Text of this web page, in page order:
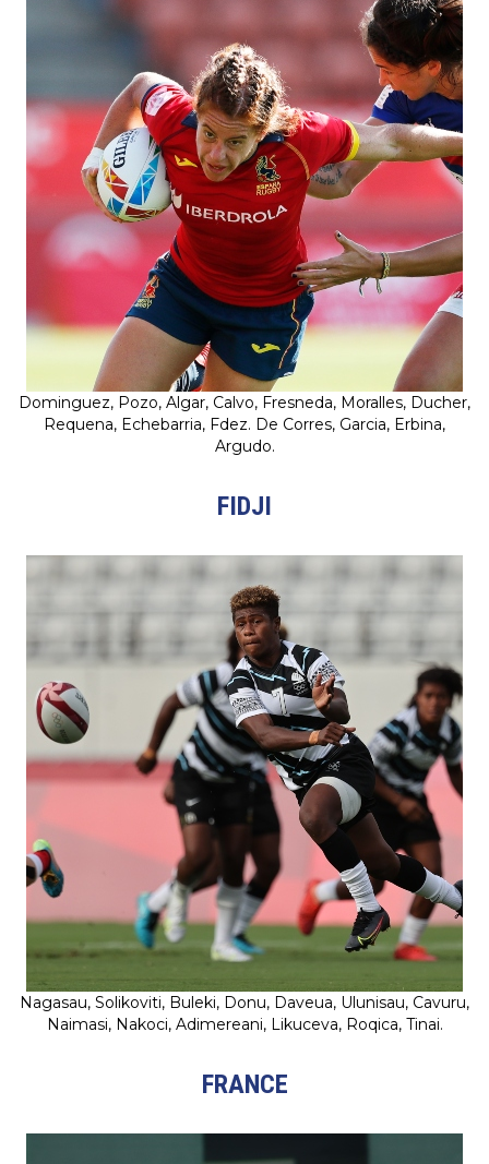
Dominguez, Pozo, Algar, Calvo, Fresneda, Moralles, Ducher,
Requena, Echebarria, Fdez. De Corres, Garcia, Erbina,
Argudo.
FIDJI
Nagasau, Solikoviti, Buleki, Donu, Daveua, Ulunisau, Cavuru,
Naimasi, Nakoci, Adimereani, Likuceva, Roqica, Tinai.
FRANCE